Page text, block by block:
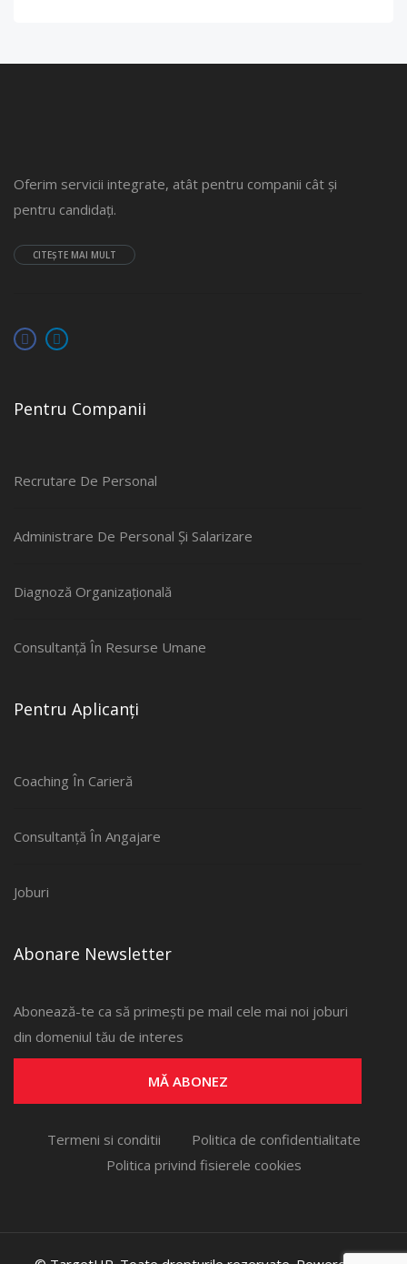
Oferim servicii integrate, atât pentru companii cât și
pentru candidați.
CITEȘTE MAI MULT
Pentru Companii
Recrutare De Personal
Administrare De Personal Și Salarizare
Diagnoză Organizațională
Consultanță În Resurse Umane
Pentru Aplicanți
Coaching În Carieră
Consultanță În Angajare
Joburi
Abonare Newsletter
Abonează-te ca să primești pe mail cele mai noi joburi
din domeniul tău de interes
MĂ ABONEZ
Termeni si conditii
Politica de confidentialitate
Politica privind fisierele cookies